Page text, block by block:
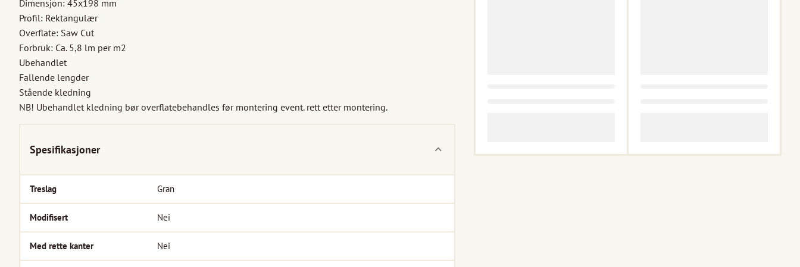
Dimensjon: 45x198 mm
Profil: Rektangulær
Overflate: Saw Cut
Forbruk: Ca. 5,8 lm per m2
Ubehandlet
Fallende lengder
Stående kledning
NB! Ubehandlet kledning bør overflatebehandles før montering event. rett etter montering.
Spesifikasjoner
Treslag Gran
Modifisert Nei
Med rette kanter Nei